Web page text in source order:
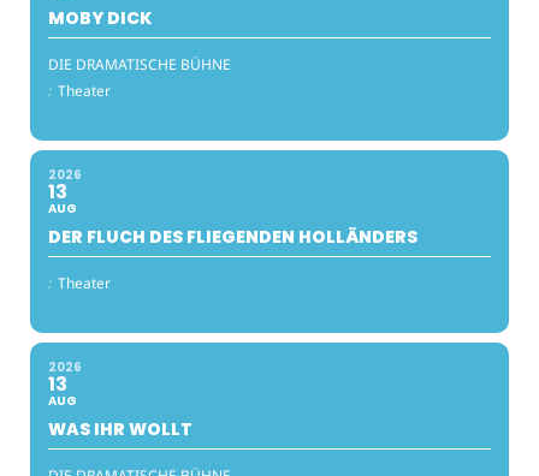
MOBY DICK
DIE DRAMATISCHE BÜHNE
: Theater
2026
13
AUG
DER FLUCH DES FLIEGENDEN HOLLÄNDERS
: Theater
2026
13
AUG
WAS IHR WOLLT